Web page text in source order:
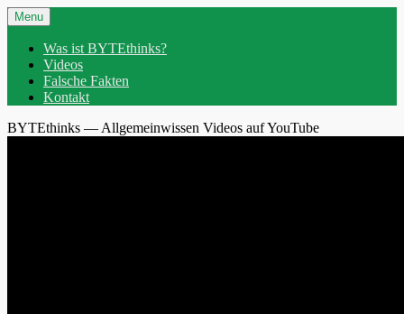
Skip
to
content
Header
Menu
Menu
Was ist BYTEthinks?
Videos
Falsche Fakten
Kontakt
BYTEthinks — Allgemeinwissen Videos auf YouTube